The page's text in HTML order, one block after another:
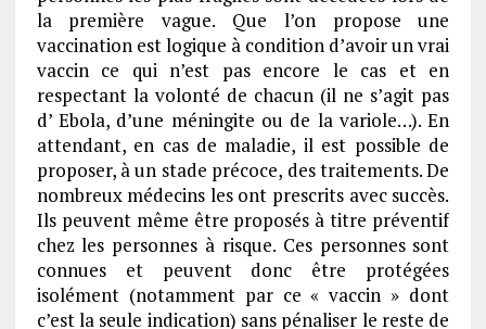
la première vague. Que l’on propose une
vaccination est logique à condition d’avoir un vrai
vaccin ce qui n’est pas encore le cas et en
respectant la volonté de chacun (il ne s’agit pas
d’ Ebola, d’une méningite ou de la variole…). En
attendant, en cas de maladie, il est possible de
proposer, à un stade précoce, des traitements. De
nombreux médecins les ont prescrits avec succès.
Ils peuvent même être proposés à titre préventif
chez les personnes à risque. Ces personnes sont
connues et peuvent donc être protégées
isolément (notamment par ce « vaccin » dont
c’est la seule indication) sans pénaliser le reste de